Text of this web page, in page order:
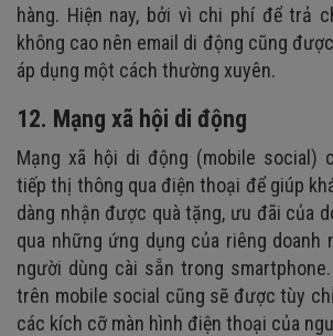
hàng. Hiện nay, bởi vì chi phí để trả
không cao nên email di động cũng
áp dụng một cách thường xuyên.
12. Mạng xã hội di động
Mạng xã hội di động (mobile social)
tiếp thị thông qua điện thoại để giúp
dàng nhận được quà tặng, ưu đãi của
qua những ứng dụng của riêng doanh
người dùng cài sẵn trong
trên mobile social cũng sẽ được tùy
các kích cỡ màn hình điện thoại của